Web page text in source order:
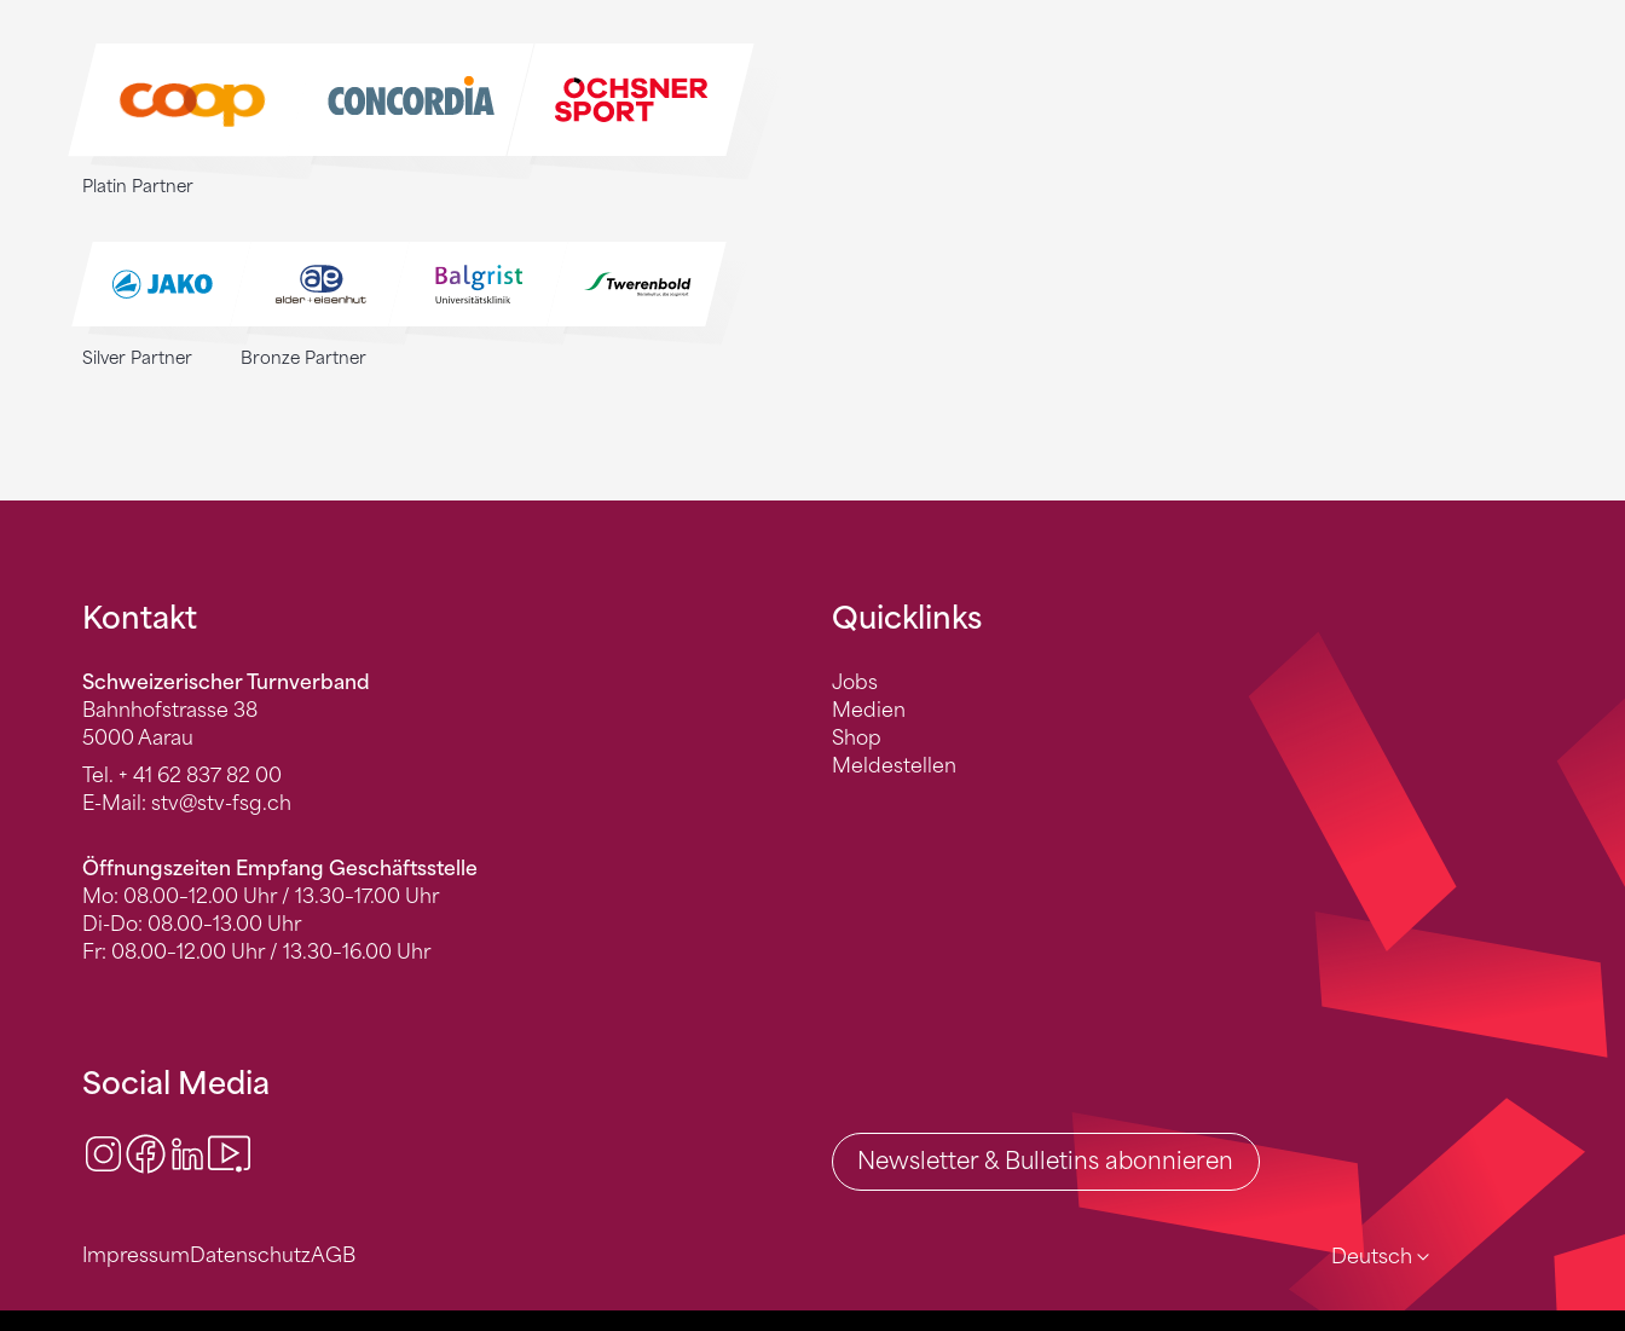
Platin Partner
Silver Partner Bronze Partner
Fusszeile
Kontakt
Schweizerischer Turnverband
Bahnhofstrasse 38
5000 Aarau
Tel. + 41 62 837 82 00
E-Mail: stv@stv-fsg.ch
Öffnungszeiten Empfang Geschäftsstelle
Mo: 08.00–12.00 Uhr / 13.30–17.00 Uhr
Di-Do: 08.00–13.00 Uhr
Fr: 08.00–12.00 Uhr / 13.30–16.00 Uhr
Quicklinks
Jobs
Medien
Shop
Meldestellen
Deutsch
Social Media
Instagram
Facebook
LinkedIn Newsletter & Bulletins abonnieren
ImpressumDatenschutzAGB